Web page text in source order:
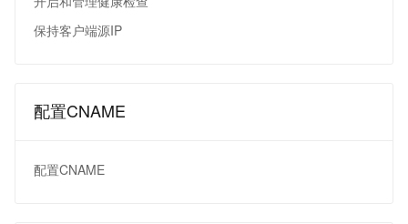
保持客户端源IP
配置CNAME
配置CNAME